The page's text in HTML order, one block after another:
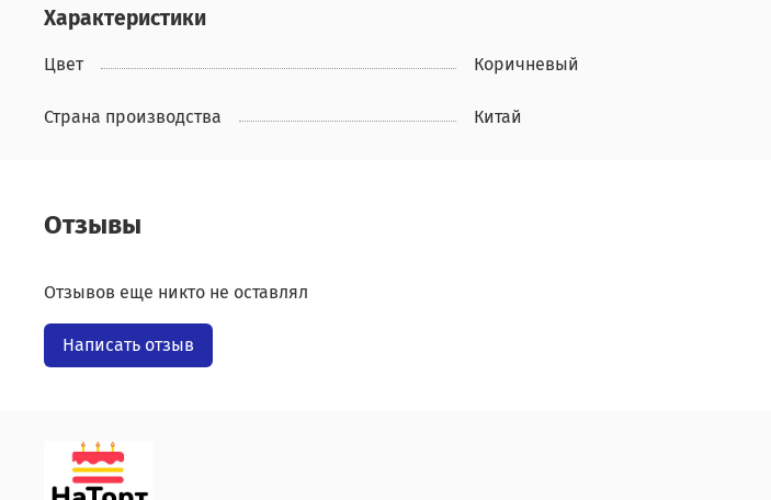
Характеристики
Цвет Коричневый
Страна производства Китай
Отзывы
Отзывов еще никто не оставлял
Написать отзыв